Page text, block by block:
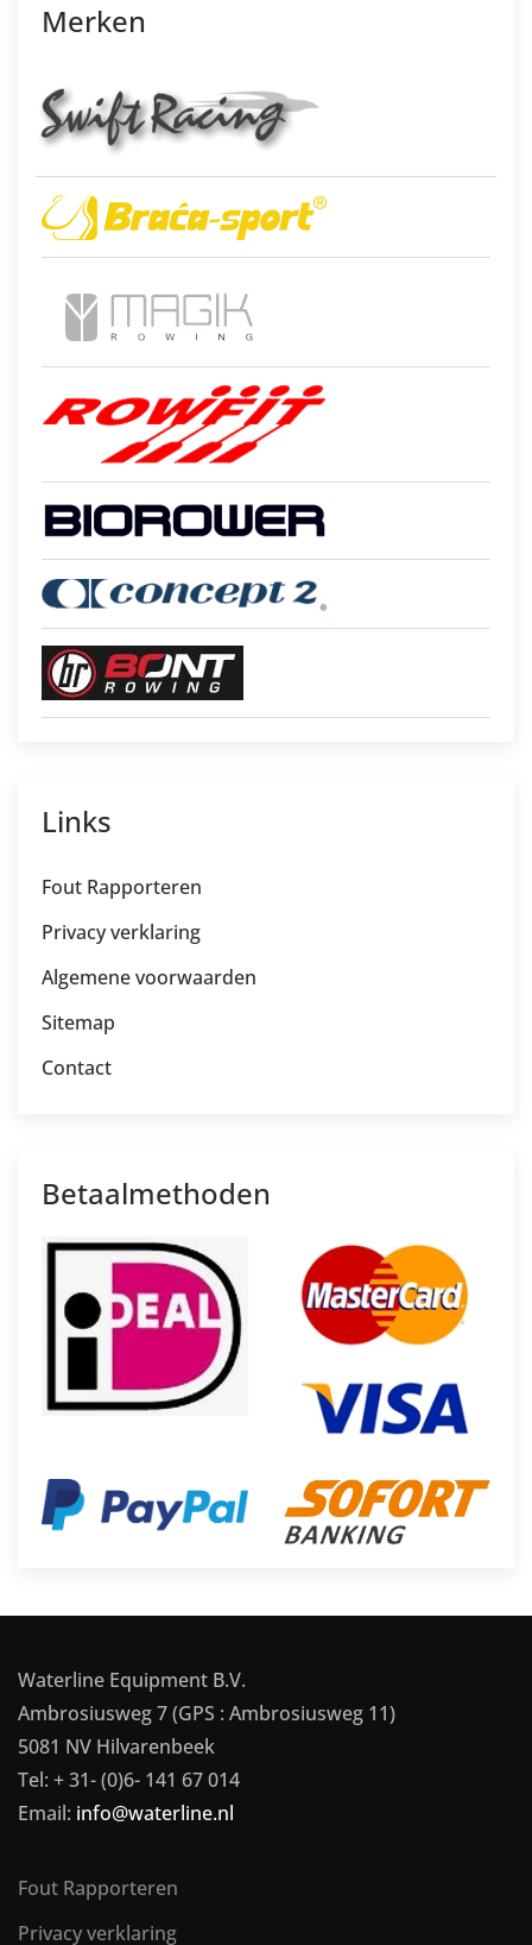
Merken
Links
Fout Rapporteren
Privacy verklaring
Algemene voorwaarden
Sitemap
Contact
Betaalmethoden
Waterline Equipment B.V.
Ambrosiusweg 7 (GPS : Ambrosiusweg 11)
5081 NV Hilvarenbeek
Tel: + 31- (0)6- 141 67 014
Email: info@waterline.nl
Fout Rapporteren
Privacy verklaring